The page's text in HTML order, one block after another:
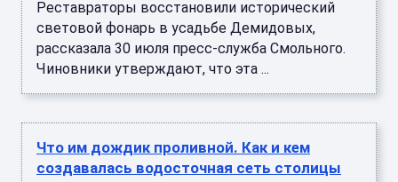
Реставраторы восстановили исторический
световой фонарь в усадьбе Демидовых,
рассказала 30 июля пресс-служба Смольного.
Чиновники утверждают, что эта ...
Что им дождик проливной. Как и кем
создавалась водосточная сеть столицы